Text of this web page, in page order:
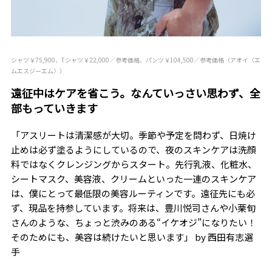
シャツ￥75,900、Tシャツ￥22,000／参考価格、パンツ￥104,500／参考価格（アオイ〈エ
ムエスジーエム〉）
遠征中はケアを省こう。なんていっさい思わず、全
部もっていきます
「アスリートは清潔感が大切。季節や予定を問わず、日焼け
止めは必ず塗るようにしているので、夜のスキンケアは洗顔
料ではなくクレンジングからスタート。先行乳液、化粧水、
シートマスク、美容液、クリームといった一連のスキンケア
は、僕にとって最低限の美容ルーティンです。遠征先にも必
ず、現品を持参しています。将来は、豊川悦司さんや小栗旬
さんのような、ちょっと渋みのある“イケオジ”になりたい！
そのためにも、美容は続けたいと思います」――― by 西田有志選
手